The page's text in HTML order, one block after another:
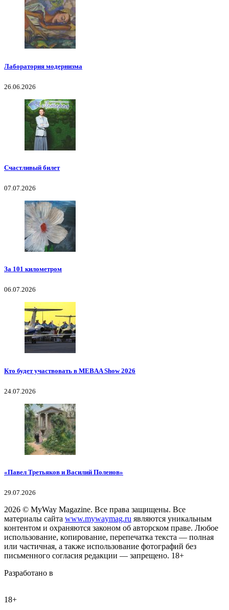
Лаборатория модернизма
26.06.2026
Счастливый билет
07.07.2026
За 101 километром
06.07.2026
Кто будет участвовать в MEBAA Show 2026
24.07.2026
«Павел Третьяков и Василий Поленов»
29.07.2026
2026 © MyWay Magazine. Все права защищены. Все
материалы сайта www.mywaymag.ru являются уникальным
контентом и охраняются законом об авторском праве. Любое
использование, копирование, перепечатка текста — полная
или частичная, а также использование фотографий без
письменного согласия редакции — запрещено. 18+
Разработано в
18+